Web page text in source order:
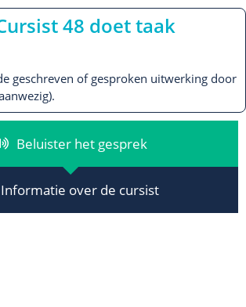
48 doet taak
geschreven of gesproken uitwerking door
Beluister het gesprek
Informatie over de cursist